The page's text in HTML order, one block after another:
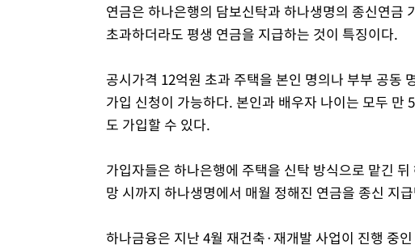
연금은 하나은행의 담보신탁과 하나생명의 종신연금
초과하더라도 평생 연금을 지급하는 것이 특징이다.
공시가격 12억원 초과 주택을 본인 명의나 부부 공동
가입 신청이 가능하다. 본인과 배우자 나이는 모두 만
도 가입할 수 있다.
가입자들은 하나은행에 주택을 신탁 방식으로 맡긴
망 시까지 하나생명에서 매월 정해진 연금을 종신 지
하나금융은 지난 4월 재건축·재개발 사업이 진행 중